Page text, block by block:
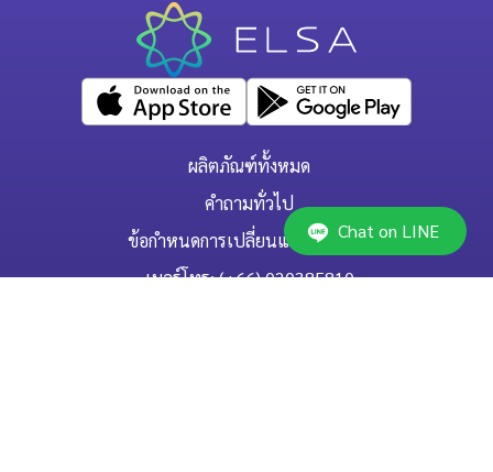
ผลิตภัณฑ์ทั้งหมด
คำถามทั่วไป
ข้อกำหนดการเปลี่ยนแปลง/ยกเลิก
เบอร์โทร: (+66) 020385810
Chat on LINE